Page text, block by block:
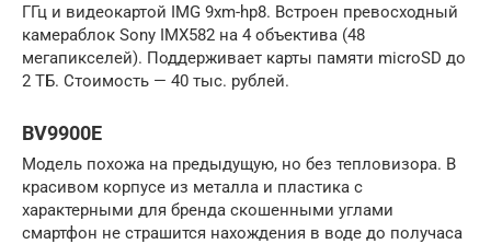
ГГц и видеокартой IMG 9xm-hp8. Встроен превосходный
камераблок Sony IMX582 на 4 объектива (48
мегапикселей). Поддерживает карты памяти microSD до
2 ТБ. Стоимость — 40 тыс. рублей.
BV9900E
Модель похожа на предыдущую, но без тепловизора. В
красивом корпусе из металла и пластика с
характерными для бренда скошенными углами
смартфон не страшится нахождения в воде до получаса